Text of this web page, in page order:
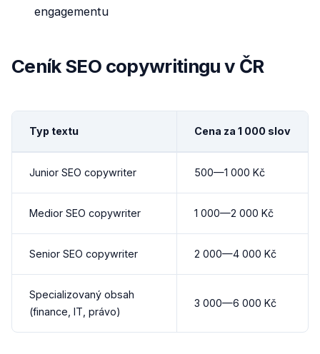
engagementu
Ceník SEO copywritingu v ČR
Typ textu Cena za 1 000 slov
Junior SEO copywriter 500—1 000 Kč
Medior SEO copywriter 1 000—2 000 Kč
Senior SEO copywriter 2 000—4 000 Kč
Specializovaný obsah
(finance, IT, právo)
3 000—6 000 Kč